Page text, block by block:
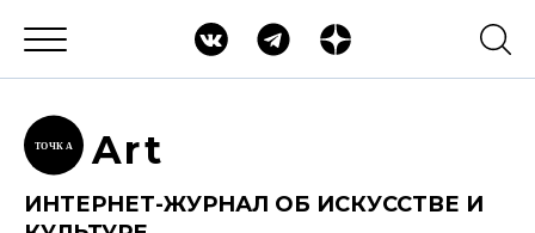
ТОЧК А Art
ИНТЕРНЕТ-ЖУРНАЛ ОБ ИСКУССТВЕ И